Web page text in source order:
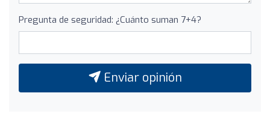
Pregunta de seguridad: ¿Cuánto suman 7+4?
Enviar opinión